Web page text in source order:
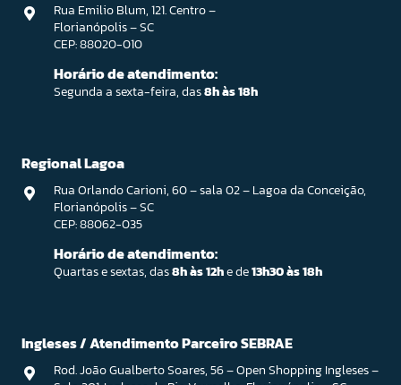
Rua Emilio Blum, 121. Centro –
Florianópolis – SC
CEP: 88020-010
Horário de atendimento:
Segunda a sexta-feira, das8h às 18h
Regional Lagoa
Rua Orlando Carioni, 60 – sala 02 – Lagoa da Conceição,
Florianópolis – SC
CEP: 88062-035
Horário de atendimento:
Quartas e sextas, das8h às 12he de13h30 às 18h
Ingleses / Atendimento Parceiro SEBRAE
Rod. João Gualberto Soares, 56 – Open Shopping Ingleses –